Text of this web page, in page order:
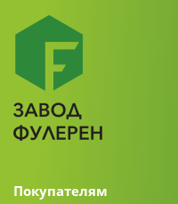
Покупателям